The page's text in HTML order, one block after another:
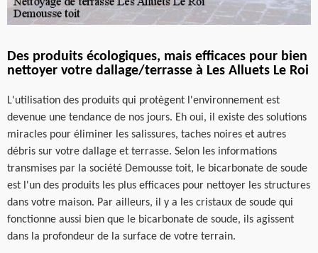
Des produits écologiques, mais efficaces pour bien
nettoyer votre dallage/terrasse à Les Alluets Le Roi
L'utilisation des produits qui protègent l'environnement est
devenue une tendance de nos jours. Eh oui, il existe des solutions
miracles pour éliminer les salissures, taches noires et autres
débris sur votre dallage et terrasse. Selon les informations
transmises par la société Demousse toit, le bicarbonate de soude
est l'un des produits les plus efficaces pour nettoyer les structures
dans votre maison. Par ailleurs, il y a les cristaux de soude qui
fonctionne aussi bien que le bicarbonate de soude, ils agissent
dans la profondeur de la surface de votre terrain.